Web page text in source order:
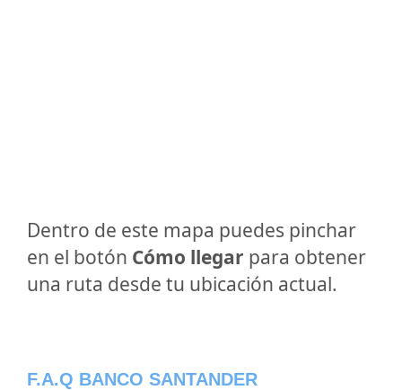
Dentro de este mapa puedes pinchar
en el botón Cómo llegar para obtener
una ruta desde tu ubicación actual.
F.A.Q BANCO SANTANDER